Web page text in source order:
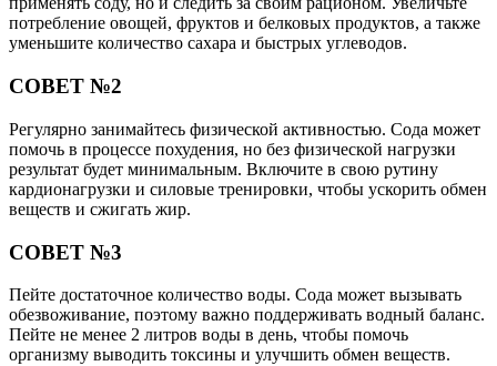
потребление овощей, фруктов и белковых продуктов, а также
уменьшите количество сахара и быстрых углеводов.
СОВЕТ №2
Регулярно занимайтесь физической активностью. Сода может
помочь в процессе похудения, но без физической нагрузки
результат будет минимальным. Включите в свою рутину
кардионагрузки и силовые тренировки, чтобы ускорить обмен
веществ и сжигать жир.
СОВЕТ №3
Пейте достаточное количество воды. Сода может вызывать
обезвоживание, поэтому важно поддерживать водный баланс.
Пейте не менее 2 литров воды в день, чтобы помочь
организму выводить токсины и улучшить обмен веществ.